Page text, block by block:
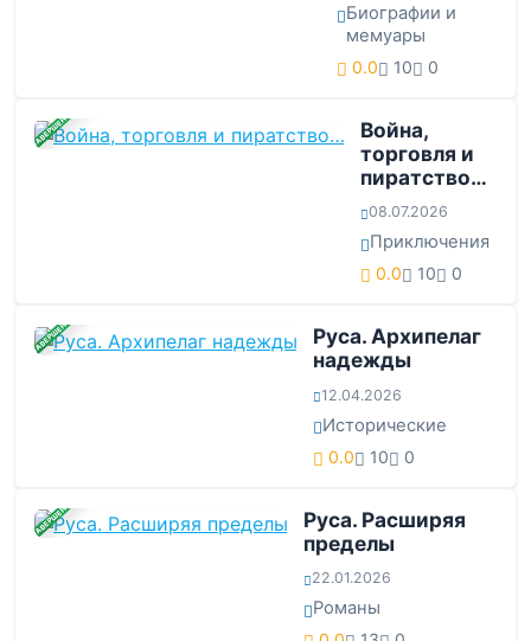
Биографии и
мемуары
0.0 10 0
ЗАВЕРШЕНА
Война,
торговля и
пиратство…
08.07.2026
Приключения
0.0 10 0
ЗАВЕРШЕНА
Руса. Архипелаг
надежды
12.04.2026
Исторические
0.0 10 0
ЗАВЕРШЕНА
Руса. Расширяя
пределы
22.01.2026
Романы